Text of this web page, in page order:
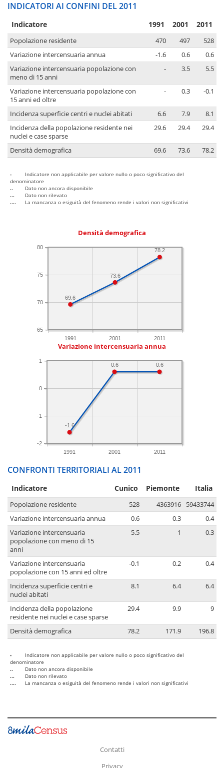
INDICATORI AI CONFINI DEL 2011
Indicatore 1991 2001 2011
Popolazione residente 470 497
528
Variazione intercensuaria annua
-1.6 0.6
0.6
Variazione intercensuaria popolazione con
meno di 15 anni
- 3.5 5.5
Variazione intercensuaria popolazione con
15 anni ed oltre
- 0.3 -0.1
Incidenza superficie centri e nuclei abitati 6.6 7.9
8.1
Incidenza della popolazione residente nei
nuclei e case sparse
29.6 29.4 29.4
Densità demografica 69.6 73.6 78.2
-
Indicatore non applicabile per valore nullo o poco significativo del
denominatore
..
Dato non ancora disponibile
...
Dato non rilevato
....
La mancanza o esiguità del fenomeno rende i valori non significativi
Densità demografica
1991 2001 2011
65
70
75
80
78.2
73.6
69.6
Variazione intercensuaria annua
1991 2001 2011
-2
-1
0
1
0.6
0.6
-1.6
CONFRONTI TERRITORIALI AL 2011
Indicatore Cunico Piemonte Italia
Popolazione residente 528 4363916
59433744
Variazione intercensuaria annua
0.6 0.3
0.4
Variazione intercensuaria
popolazione con meno di 15
anni
5.5 1 0.3
Variazione intercensuaria
popolazione con 15 anni ed oltre
-0.1 0.2 0.4
Incidenza superficie centri e
nuclei abitati
8.1 6.4 6.4
Incidenza della popolazione
residente nei nuclei e case sparse
29.4 9.9 9
Densità demografica 78.2 171.9 196.8
-
Indicatore non applicabile per valore nullo o poco significativo del
denominatore
..
Dato non ancora disponibile
...
Dato non rilevato
....
La mancanza o esiguità del fenomeno rende i valori non significativi
Contatti
Privacy